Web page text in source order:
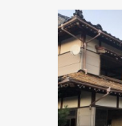
c
e
b
o